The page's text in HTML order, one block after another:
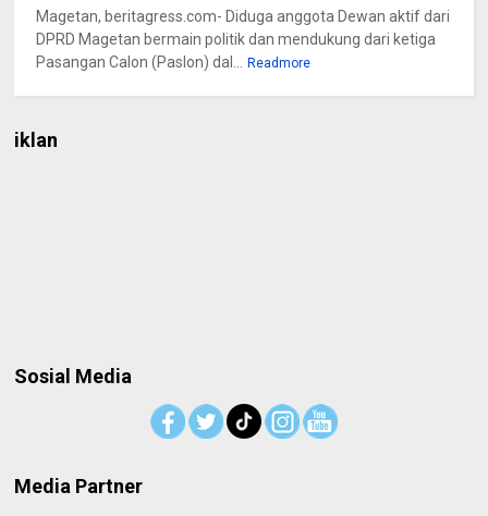
Magetan, beritagress.com- Diduga anggota Dewan aktif dari
DPRD Magetan bermain politik dan mendukung dari ketiga
Pasangan Calon (Paslon) dal...
Readmore
iklan
Sosial Media
Media Partner